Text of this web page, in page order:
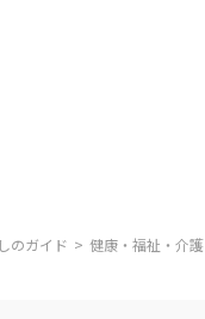
のガイド 健康・福祉・介護